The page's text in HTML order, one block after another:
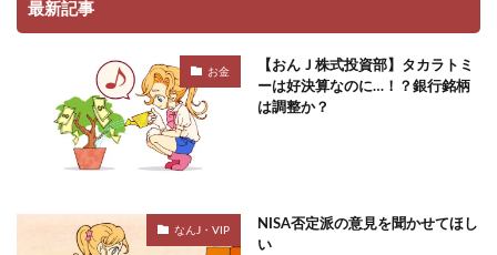
最新記事
お金
【おんＪ株式投資部】タカラトミ
ーは好決算なのに…！？銀行銘柄
は調整か？
なんJ・VIP
NISA否定派の意見を聞かせてほし
い